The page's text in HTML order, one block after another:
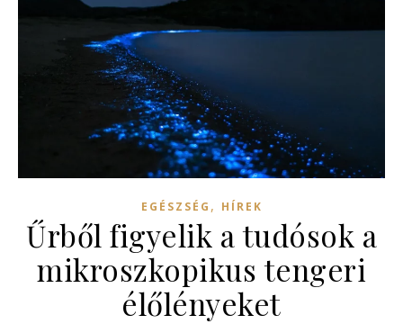
EGÉSZSÉG , HÍREK
Űrből figyelik a tudósok a
mikroszkopikus tengeri
élőlényeket